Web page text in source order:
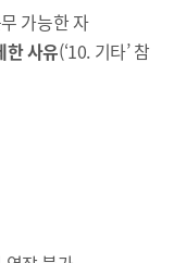
가능한 자
한 사유(‘10. 기타’ 참